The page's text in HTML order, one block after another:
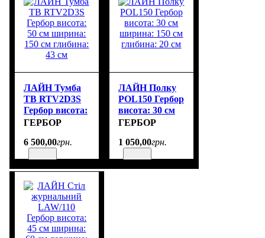
ЛАЙН Тумба
ТВ RTV2D3S
Гербор висота:
50 см ширина:
глибина: 43 см
ГЕРБОР
6 500,00грн.
ЛАЙН Полку
POL150 Гербор
висота: 30 см
ширина: 150
см
ГЕРБОР
1 050,00грн.